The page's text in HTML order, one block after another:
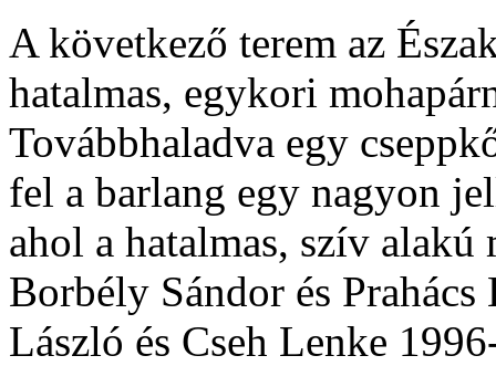
A következő terem az
hatalmas, egykori
Továbbhaladva egy
fel a barlang egy nagyon
ahol a hatalmas, szív
Borbély Sándor és
László és Cseh Lenke